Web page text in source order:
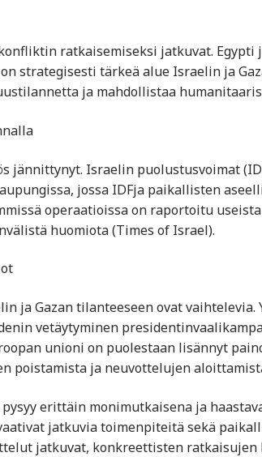
ratkaisemiseksi jatkuvat. Egypti
strategisesti tärkeä alue Israelin ja
ja mahdollistaa
jännittynyt. Israelin puolustusvoimat
jossa IDFja paikallisten
operaatioissa on raportoitu
huomiota​ (Times of Israel)​.
ja Gazan tilanteeseen ovat
vetäytyminen
unioni on puolestaan lisännyt
poistamista ja neuvottelujen
erittäin monimutkaisena ja
jatkuvia toimenpiteitä sekä
jatkuvat, konkreettisten ratkaisujen